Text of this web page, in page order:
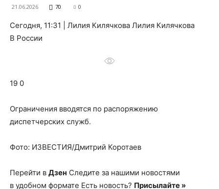
21.06.2026 70 0
Сегодня, 11:31 | Лилия Килячкова Лилия Килячкова
В России
19 0
Ограничения вводятся по распоряжению
диспетчерских служб.
Фото: ИЗВЕСТИЯ/Дмитрий Коротаев
Перейти в Дзен Следите за нашими новостями
в удобном формате Есть новость? Присылайте »